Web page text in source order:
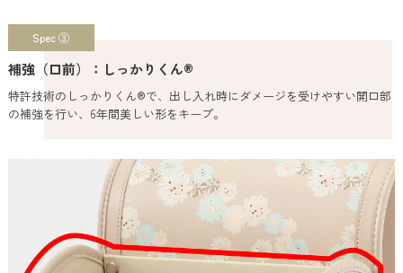
Spec ③
補強（口前）：しっかりくん®
特許技術のしっかりくん®で、出し入れ時にダメージを受けやすい開口部
の補強を行い、6年間美しい形をキープ。